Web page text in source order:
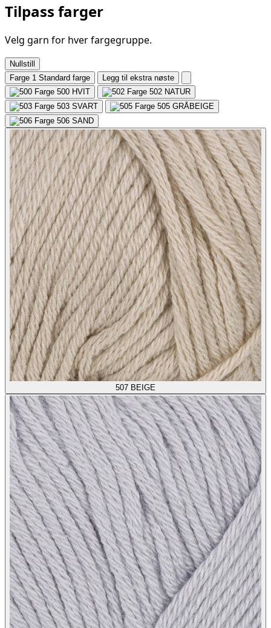
Tilpass farger
Velg garn for hver fargegruppe.
Nullstill
Farge 1 Standard farge
Legg til ekstra nøste
500 HVIT 502 NATUR
503 SVART 505 GRÅBEIGE
506 SAND
507 BEIGE